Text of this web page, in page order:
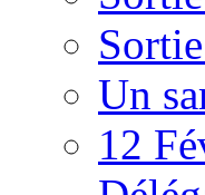
Un
12